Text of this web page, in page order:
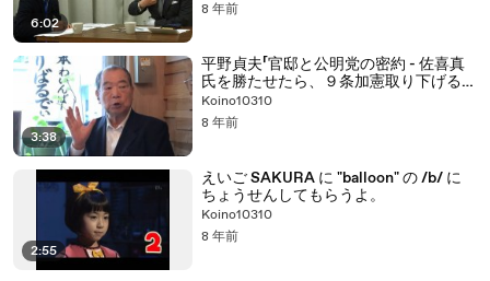
6:02
8 年前
3:38
平野貞夫「官邸と公明党の密約 - 佐喜真
氏を勝たせたら、９条加憲取り下げる」
デモクラシータイムス
Koino10310
8 年前
2:55
えいご SAKURA に "balloon" の /b/ に
ちょうせんしてもらうよ。
Koino10310
8 年前